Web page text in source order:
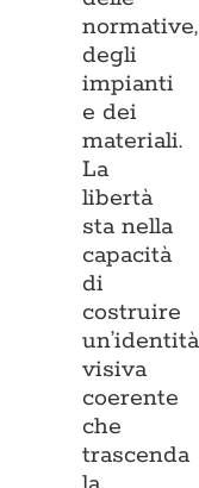
normative,
degli
impianti
e dei
materiali.
La
libertà
sta nella
capacità
di
costruire
un’identità
visiva
coerente
che
trascenda